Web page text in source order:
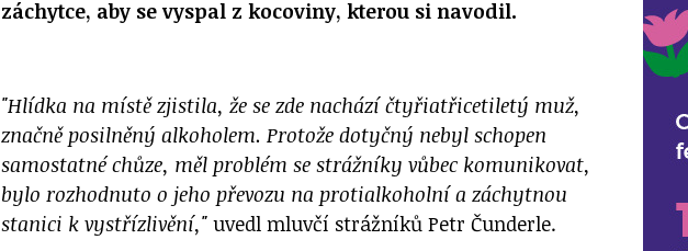
záchytce, aby se vyspal z kocoviny, kterou si navodil.
"Hlídka na místě zjistila, že se zde nachází čtyřiatřicetiletý muž,
značně posilněný alkoholem. Protože dotyčný nebyl schopen
samostatné chůze, měl problém se strážníky vůbec komunikovat,
bylo rozhodnuto o jeho převozu na protialkoholní a záchytnou
stanici k vystřízlivění," uvedl mluvčí strážníků Petr Čunderle.